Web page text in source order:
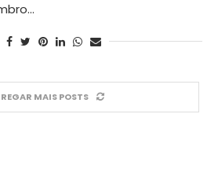
MAIS POSTS